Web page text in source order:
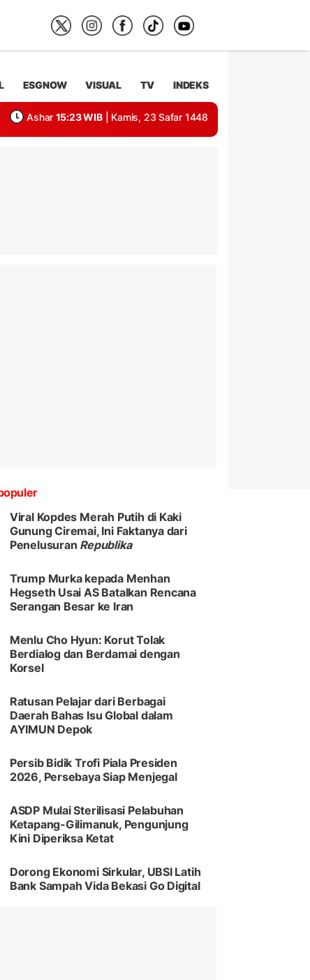
ESGNOW VISUAL TV INDEKS
Ashar 15:23 WIB | Kamis, 23 Safar 1448
Viral Kopdes Merah Putih di Kaki
Gunung Ciremai, Ini Faktanya dari
Penelusuran Republika
Trump Murka kepada Menhan
Hegseth Usai AS Batalkan Rencana
Serangan Besar ke Iran
Menlu Cho Hyun: Korut Tolak
Berdialog dan Berdamai dengan
Korsel
Ratusan Pelajar dari Berbagai
Daerah Bahas Isu Global dalam
AYIMUN Depok
Persib Bidik Trofi Piala Presiden
2026, Persebaya Siap Menjegal
ASDP Mulai Sterilisasi Pelabuhan
Ketapang-Gilimanuk, Pengunjung
Kini Diperiksa Ketat
Dorong Ekonomi Sirkular, UBSI Latih
Bank Sampah Vida Bekasi Go Digital